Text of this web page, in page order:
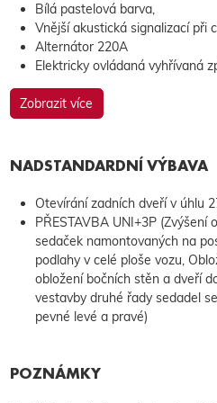
Bílá pastelová barva,
Vnější akustická signalizací při
Alternátor 220A
Elektricky ovládaná vyhřívaná
Zobrazit více
NADSTANDARDNÍ VÝBAVA
Otevírání zadních dveří v úhlu
PŘESTAVBA UNI+3P
sedaček namontovaných na
podlahy v celé ploše vozu,
obložení bočních stěn a dveří
vestavby druhé řady sedadel
pevné levé a pravé)
POZNÁMKY